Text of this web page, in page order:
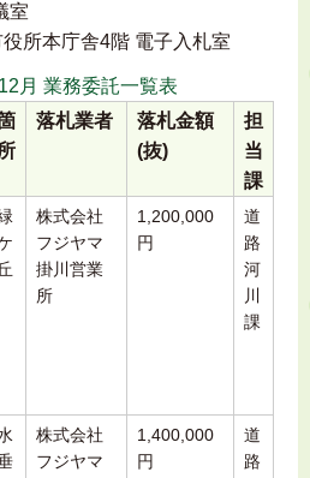
室
所本庁舎4階 電子入札室
月 業務委託一覧表
所
落札業者
落札金額
(抜)
担
当
課
丘
株式会社
フジヤマ
掛川営業
所
1,200,000
円
道
路
河
川
課
株式会社
フジヤマ
1,400,000
円
道
路